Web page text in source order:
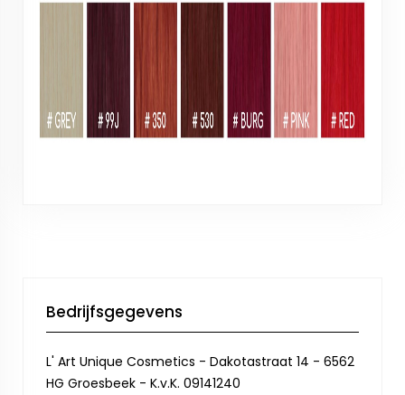
Bedrijfsgegevens
L' Art Unique Cosmetics - Dakotastraat 14 - 6562
HG Groesbeek - K.v.K. 09141240